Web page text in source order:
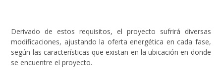
Derivado de estos requisitos, el proyecto sufrirá diversas
modificaciones, ajustando la oferta energética en cada fase,
según las características que existan en la ubicación en donde
se encuentre el proyecto.